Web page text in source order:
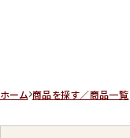
ホーム 商品を探す／商品一覧